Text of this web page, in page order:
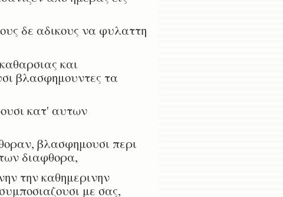
δε αδικους να φυλαττη
και
βλασφημουντες τα
κατ' αυτων
βλασφημουσι περι
διαφθορα,
την καθημερινην
με σας,